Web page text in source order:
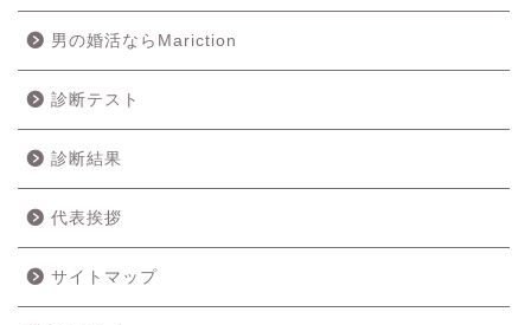
男の婚活ならMariction
診断テスト
診断結果
代表挨拶
サイトマップ